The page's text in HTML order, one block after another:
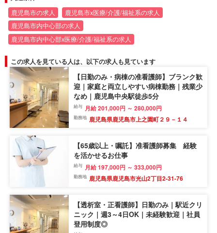
鹿児島市の求人
鹿児島市x医療/介護/福祉系の求人
鹿児島市内中心部の求人
鹿児島市内中心部x医療/介護/福祉系の求人
この求人を見ている人は、以下の求人も見ています
【日勤のみ・病棟の准看護師】ブランク歓
迎｜家庭と両立しやすい病棟勤務｜残業少
なめ｜鹿児島中央駅徒歩5分
給与 月給 201,000円 ～ 280,000円
勤務地 鹿児島県鹿児島市上之園町２９－１４
【65歳以上・嘱託】准看護師募集 経験
を活かせるお仕事
給与 月給 197,000円 ～ 333,000円
勤務地 鹿児島県鹿児島市光山2丁目2-31-76
【透析室・正看護師】日勤のみ｜駅近クリ
ニック｜週3～4日OK｜未経験歓迎｜社員
登用制度◎